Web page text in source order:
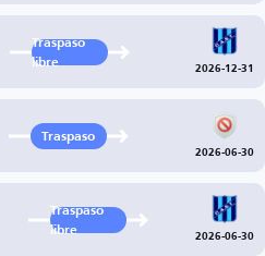
Traspaso
libre
2026-12-31
Traspaso
2026-06-30
Traspaso
libre
2026-06-30